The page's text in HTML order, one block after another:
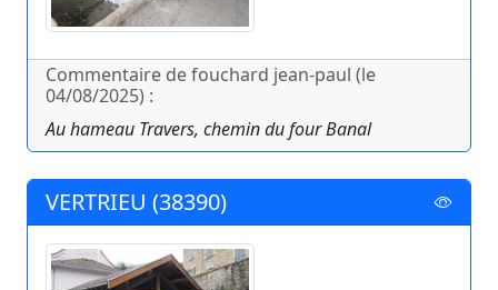
Commentaire de fouchard jean-paul (le
04/08/2025) :
Au hameau Travers, chemin du four Banal
VERTRIEU (38390)